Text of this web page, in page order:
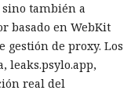
también a
basado en WebKit
gestión de proxy. Los
leaks.psylo.app,
real del